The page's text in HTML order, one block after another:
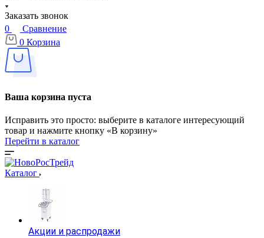
Заказать звонок
0
Сравнение
0 Корзина
Ваша корзина пуста
Исправить это просто: выберите в каталоге интересующий
товар и нажмите кнопку «В корзину»
Перейти в каталог
Каталог
Акции и распродажи